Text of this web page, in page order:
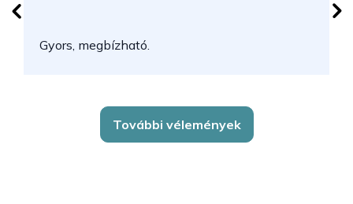
Gyors, megbízható.
További vélemények